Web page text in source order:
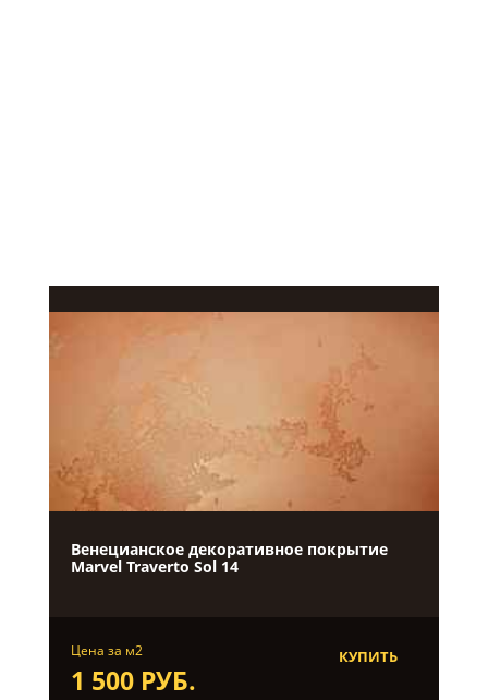
Венецианское декоративное покрытие
Marvel Traverto Sol 14
Цена за м2
1 500 РУБ.
КУПИТЬ